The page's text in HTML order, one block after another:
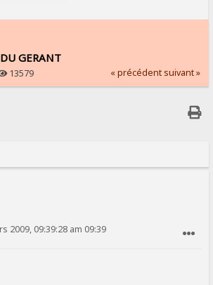
GERANT
13579 « précédent suivant »
2009, 09:39:28 am 09:39